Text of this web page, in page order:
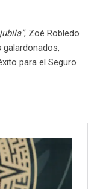
, Zoé Robledo
para el Seguro